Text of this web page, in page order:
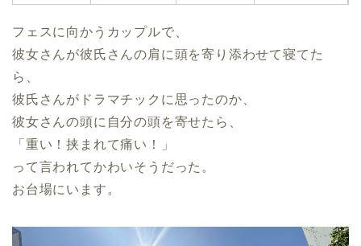
フェスに向かうカップルで、
彼女さんが彼氏さんの肩に頭を寄り添わせて寝てた
ら、
彼氏さんがドラマチックに思ったのか、
彼女さんの頭に自分の頭を寄せたら、
「重い！挟まれて痛い！」
って言われてかわいそうだった。
お台場にいます。